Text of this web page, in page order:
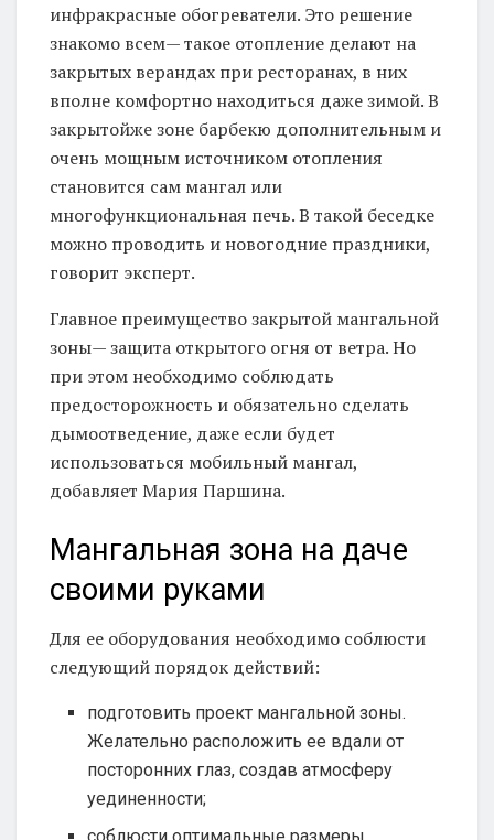
инфракрасные обогреватели. Это решение
знакомо всем— такое отопление делают на
закрытых верандах при ресторанах, в них
вполне комфортно находиться даже зимой. В
закрытойже зоне барбекю дополнительным и
очень мощным источником отопления
становится сам мангал или
многофункциональная печь. В такой беседке
можно проводить и новогодние праздники,
говорит эксперт.
Главное преимущество закрытой мангальной
зоны— защита открытого огня от ветра. Но
при этом необходимо соблюдать
предосторожность и обязательно сделать
дымоотведение, даже если будет
использоваться мобильный мангал,
добавляет Мария Паршина.
Мангальная зона на даче
своими руками
Для ее оборудования необходимо соблюсти
следующий порядок действий:
подготовить проект мангальной зоны.
Желательно расположить ее вдали от
посторонних глаз, создав атмосферу
уединенности;